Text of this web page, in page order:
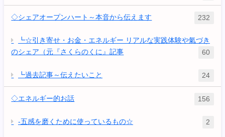
◇シェアオープンハート～本音から伝えます 232
┗☆引き寄せ・お金・エネルギー リアルな実践体験や氣づき
のシェア（元『さくらのくに』記事
60
┗過去記事～伝えたいこと 24
◇エネルギー的お話 156
-五感を磨くために使っているもの☆ 2